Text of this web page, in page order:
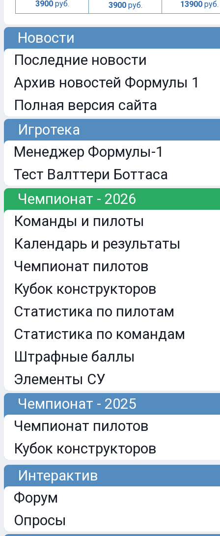
3900руб. 3900руб. 13900руб.
Новости
Последние новости
Архив новостей Формулы 1
Полная версия сайта
Игротека
Менеджер Формулы-1
Тест Валттери Боттаса
Чемпионат - 2026
Команды и пилоты
Календарь и результаты
Чемпионат пилотов
Кубок конструкторов
Статистика по пилотам
Статистика по командам
Штрафные баллы
Элементы СУ
Чемпионат - 2025
Чемпионат пилотов
Кубок конструкторов
Интерактив
Форум
Опросы